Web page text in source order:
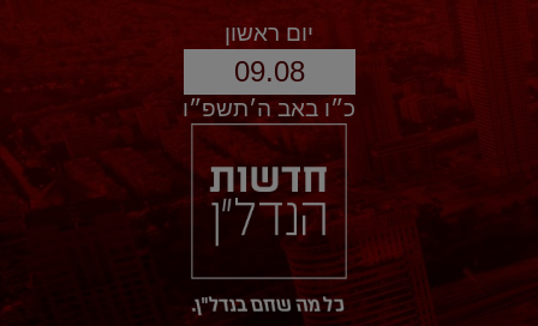
יום ראשון
09.08
כ״ו באב ה׳תשפ״ו